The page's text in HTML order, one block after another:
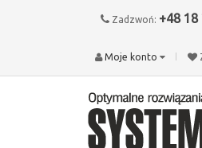
Zadzwoń: +48 18
Moje konto